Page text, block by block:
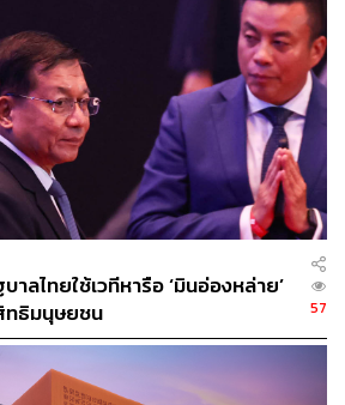
ถือเป็นประเทศล่าสุดที่กำลังพิจารณา
ยลฯ ในหมู่เยาวชน หลังออสเตรเลีย
กที่ประกาศใช้มาตรการดังกล่าวใน
เยาวชนต่ำกว่า 16 ปี เข้าถึง 10
มกลางความกังวลทางการเมืองว่า
ภัยคุกคามครั้งสำคัญบนโลกออนไลน์
ลกออนไลน์ (Cyberbullying), การเข้า
การถูกล่อลวง ขณะที่ระบบของโซเชีย
ดการเสพติด เช่น อัลกอริทึมแนะนำ
บเลื่อนหน้าจอไม่มีที่สิ้นสุด
าลไทยใช้เวทีหารือ ‘มินอ่องหล่าย’
ทธิมนุษยชน
57